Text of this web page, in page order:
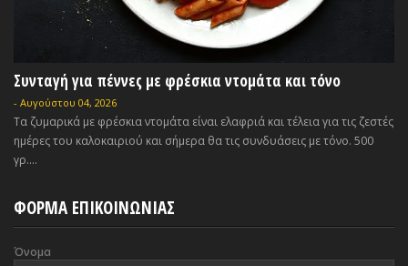
Συνταγή για πέννες με φρέσκια ντομάτα και τόνο
- Αυγούστου 04, 2026
Τα ζυμαρικά με φρέσκια ντομάτα είναι ελαφριά και τέλεια για τις ζεστές
ημέρες του καλοκαιριού και σήμερα θα τις συνδυάσεις με τόνο. 500
γρ....
ΦΟΡΜΑ ΕΠΙΚΟΙΝΩΝΙΑΣ
Όνομα